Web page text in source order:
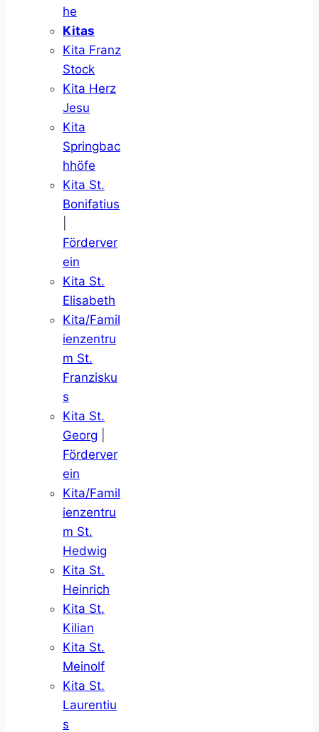
he
Kitas
Kita Franz
Stock
Kita Herz
Jesu
Kita
Springbac
hhöfe
Kita St.
Bonifatius
Förderver
ein
Kita St.
Elisabeth
Kita/Famil
ienzentru
m St.
Franzisku
s
Kita St.
Georg
Förderver
ein
Kita/Famil
ienzentru
m St.
Hedwig
Kita St.
Heinrich
Kita St.
Kilian
Kita St.
Meinolf
Kita St.
Laurentiu
s